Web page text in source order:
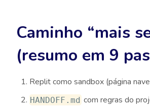
Caminho “mais
(resumo em 9
Replit como sandbox (página
HANDOFF.md com regras do